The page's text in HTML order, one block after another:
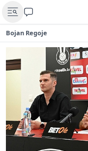
Bojan Regoje